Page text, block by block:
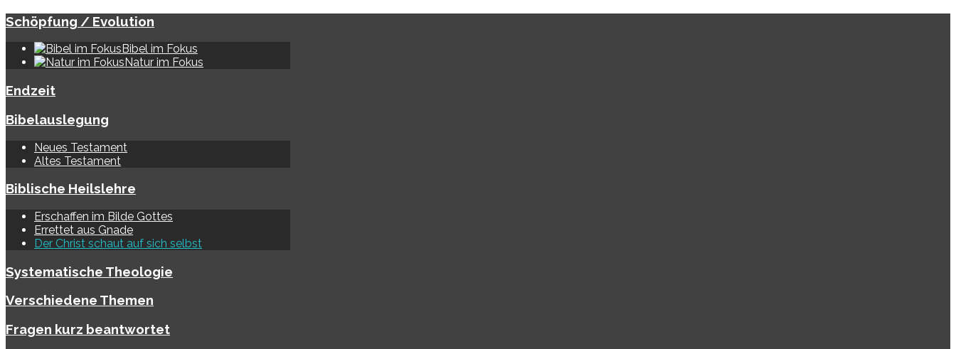
Schöpfung / Evolution
Bibel im Fokus
Natur im Fokus
Endzeit
Bibelauslegung
Neues Testament
Altes Testament
Biblische Heilslehre
Erschaffen im Bilde Gottes
Errettet aus Gnade
Der Christ schaut auf sich selbst
Systematische Theologie
Verschiedene Themen
Fragen kurz beantwortet